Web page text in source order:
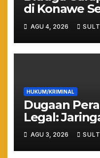
di Konawe
DPRD Sultra
Jadi
AGU 4, 2026
HUKUM/KRIMINAL
Dugaan
Legal:
Puuwatu
Rapi dan
AGU 3, 2026